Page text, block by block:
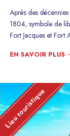
Après des
1804, symbole de
Fort Jacques et Fort
EN SAVOIR PLUS
Lieu touristique